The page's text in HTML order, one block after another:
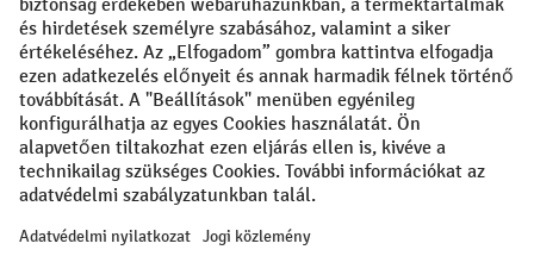
Facebook
YouTube
LinkedIn
Instagram
Impresszum ÁSZF Adatvédelmi tájékoztató
Adatvédelmi beállítások
All prices excl. VAT plusshipping costsand possible delivery charges,